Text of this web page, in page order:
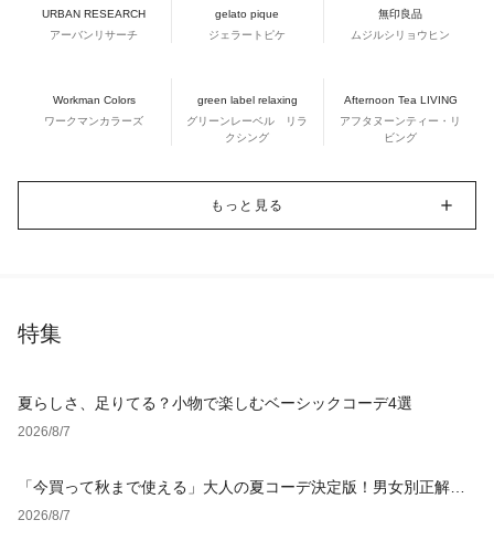
URBAN RESEARCH
アーバンリサーチ
gelato pique
ジェラートピケ
無印良品
ムジルシリョウヒン
Workman Colors
ワークマンカラーズ
green label relaxing
グリーンレーベル リラ
クシング
Afternoon Tea LIVING
アフタヌーンティー・リ
ビング
もっと見る
特集
夏らしさ、足りてる？小物で楽しむベーシックコーデ4選
2026/8/7
「今買って秋まで使える」大人の夏コーデ決定版！男女別正解ス
タイルとNGな着こなし
2026/8/7